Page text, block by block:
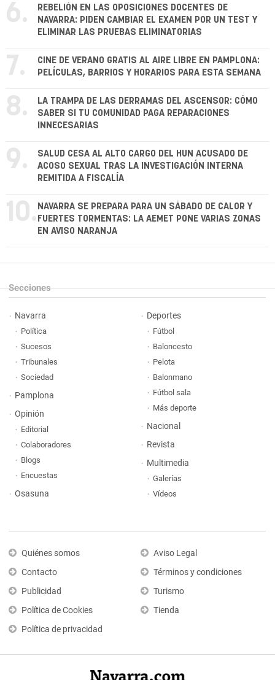
6.
REBELIÓN EN LAS OPOSICIONES DOCENTES DE
NAVARRA: PIDEN CAMBIAR EL EXAMEN POR UN TEST Y
ELIMINAR LAS PRUEBAS ELIMINATORIAS
7.
CINE DE VERANO GRATIS AL AIRE LIBRE EN PAMPLONA:
PELÍCULAS, BARRIOS Y HORARIOS PARA ESTA SEMANA
8.
LA TRAMPA DE LAS DERRAMAS DEL ASCENSOR: CÓMO
SABER SI TU COMUNIDAD PAGA REPARACIONES
INNECESARIAS
9.
SALUD CESA AL ALTO CARGO DEL HUN ACUSADO DE
ACOSO SEXUAL TRAS LA INVESTIGACIÓN INTERNA
REMITIDA A FISCALÍA
10. NAVARRA SE PREPARA PARA UN SÁBADO DE CALOR Y
FUERTES TORMENTAS: LA AEMET PONE VARIAS ZONAS
EN AVISO NARANJA
Secciones
Navarra
Política
Sucesos
Tribunales
Sociedad
Pamplona
Opinión
Editorial
Colaboradores
Blogs
Encuestas
Osasuna
Deportes
Fútbol
Baloncesto
Pelota
Balonmano
Fútbol sala
Más deporte
Nacional
Revista
Multimedia
Galerías
Vídeos
Quiénes somos
Contacto
Publicidad
Política de Cookies
Política de privacidad
Aviso Legal
Términos y condiciones
Turismo
Tienda